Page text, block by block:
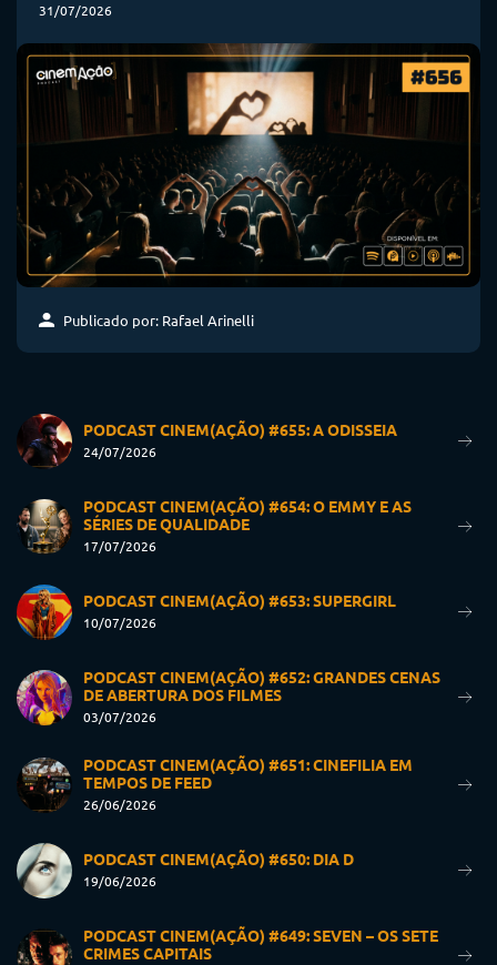
31/07/2026
Publicado por: Rafael Arinelli
PODCAST CINEM(AÇÃO) #655: A ODISSEIA
24/07/2026
PODCAST CINEM(AÇÃO) #654: O EMMY E AS
SÉRIES DE QUALIDADE
17/07/2026
PODCAST CINEM(AÇÃO) #653: SUPERGIRL
10/07/2026
PODCAST CINEM(AÇÃO) #652: GRANDES CENAS
DE ABERTURA DOS FILMES
03/07/2026
PODCAST CINEM(AÇÃO) #651: CINEFILIA EM
TEMPOS DE FEED
26/06/2026
PODCAST CINEM(AÇÃO) #650: DIA D
19/06/2026
PODCAST CINEM(AÇÃO) #649: SEVEN – OS SETE
CRIMES CAPITAIS